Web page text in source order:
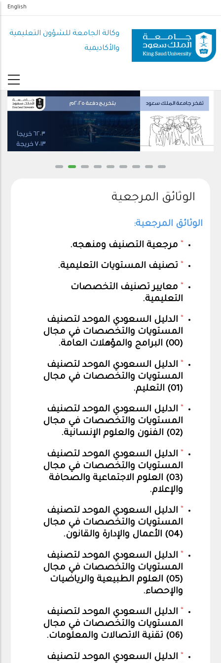
المحتوى
الرئيسي
English
وكالة الجامعة للشؤون التعليمية
والأكاديمية
الوثائق المرجعية
الوثائق المرجعية:
مرجعية التصنيف ومنهجه.
تصنيف المستويات التعليمية.
معايير تصنيف التخصصات
التعليمية.
الدليل السعودي الموحد لتصنيف
المستويات والتخصصات في مجال
(00) البرامج والمؤهلات العامة
.
الدليل السعودي الموحد لتصنيف
المستويات والتخصصات في مجال
(01) التعليم
.
الدليل السعودي الموحد لتصنيف
المستويات والتخصصات في مجال
(02) الفنون والعلوم الإنسانية
.
الدليل السعودي الموحد لتصنيف
المستويات والتخصصات في مجال
(03) العلوم الاجتماعية والصحافة
والإعلام.
الدليل السعودي الموحد لتصنيف
المستويات والتخصصات في مجال
(04) الأعمال والإدارة والقانون
.
الدليل السعودي الموحد لتصنيف
المستويات والتخصصات في مجال
(05) العلوم الطبيعية والرياضيات
والإحصاء.
الدليل السعودي الموحد لتصنيف
المستويات والتخصصات في مجال
(06) تقنية الاتصالات والمعلومات
.
الدليل السعودي الموحد لتصنيف